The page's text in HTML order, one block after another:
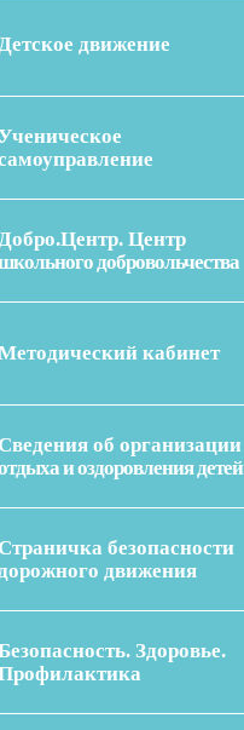
движение
Центр
добровольчества
кабинет
Сведения об организации
и оздоровления детей
Страничка безопасности
движения
Здоровье.